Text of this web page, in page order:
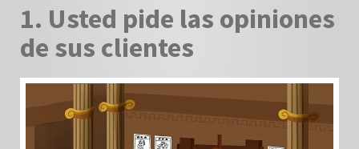
1. Usted pide las opiniones
de sus clientes